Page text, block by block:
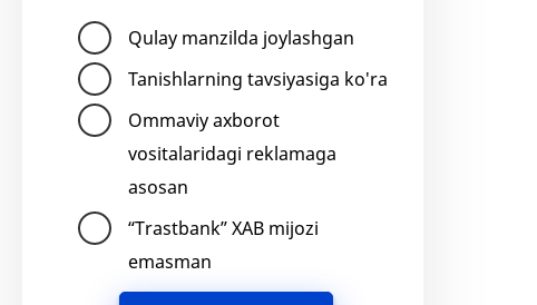
Qulay manzilda joylashgan
Tanishlarning tavsiyasiga ko'ra
Ommaviy axborot
vositalaridagi reklamaga
asosan
“Trastbank” XAB mijozi
emasman